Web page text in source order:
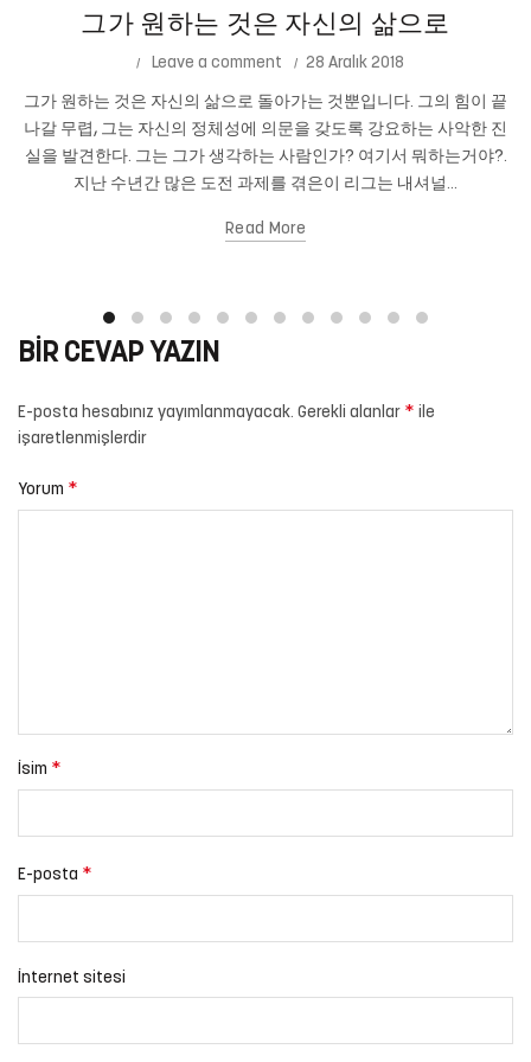
그가 원하는 것은 자신의 삶으로
Leave a comment 28 Aralık 2018
그가 원하는 것은 자신의 삶으로 돌아가는 것뿐입니다. 그의 힘이 끝
나갈 무렵, 그는 자신의 정체성에 의문을 갖도록 강요하는 사악한 진
실을 발견한다. 그는 그가 생각하는 사람인가? 여기서 뭐하는거야?.
지난 수년간 많은 도전 과제를 겪은이 리그는 내셔널...
Read More
BIR CEVAP YAZIN
E-posta hesabınız yayımlanmayacak. Gerekli alanlar * ile
işaretlenmişlerdir
Yorum *
İsim *
E-posta *
İnternet sitesi